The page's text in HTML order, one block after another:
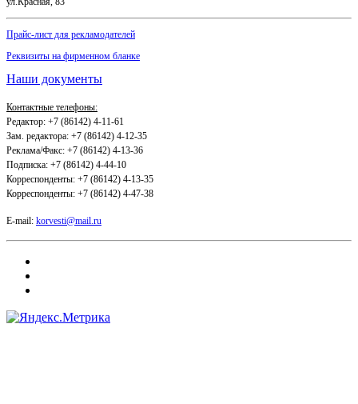
Прайс-лист для рекламодателей
Реквизиты на фирменном бланке
Наши документы
Контактные телефоны:
Редактор: +7 (86142) 4-11-61
Зам. редактора: +7 (86142) 4-12-35
Реклама/Факс: +7 (86142) 4-13-36
Подписка: +7 (86142) 4-44-10
Корреспонденты: +7 (86142) 4-13-35
Корреспонденты: +7 (86142) 4-47-38
E-mail: korvesti@mail.ru